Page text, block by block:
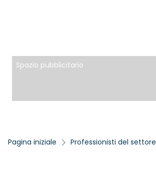
Spazio pubblicitario
Pagina iniziale Professionisti del settore